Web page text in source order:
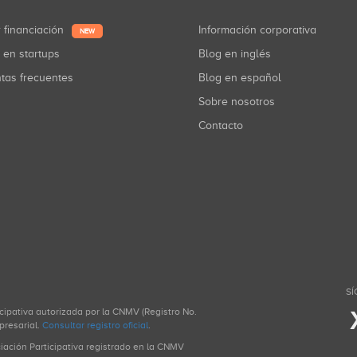
financiación NEW
en startups
frecuentes
Información corporativa
Blog en inglés
Blog en español
Sobre nosotros
Contacto
autorizada por la CNMV (Registro No.
Consultar registro oficial.
Participativa registrado en la CNMV